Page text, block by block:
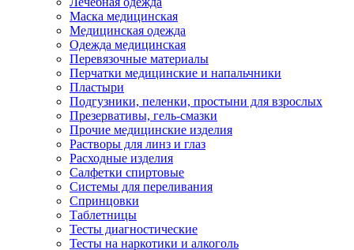
Маска медицинская
Медицинская одежда
Одежда медицинская
Перевязочные материалы
Перчатки медицинские и напальчники
Пластыри
Подгузники, пеленки, простыни для взрослых
Презервативы, гель-смазки
Прочие медицинские изделия
Растворы для линз и глаз
Расходные изделия
Салфетки спиртовые
Системы для переливания
Спринцовки
Таблетницы
Тесты диагностические
Тесты на наркотики и алкоголь